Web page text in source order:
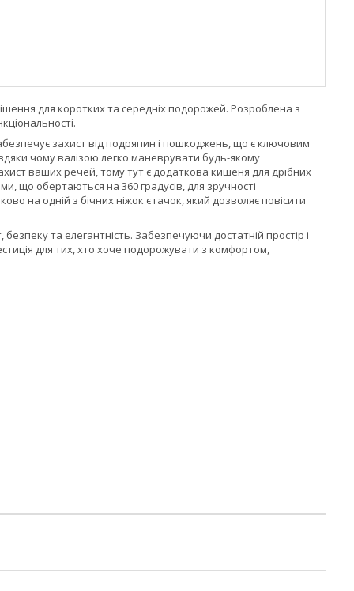
для коротких та середніх подорожей. Розроблена з
захист від подряпин і пошкоджень, що є ключовим
чому валізою легко маневрувати будь-якому
ваших речей, тому тут є додаткова кишеня для дрібних
що обертаються на 360 градусів, для зручності
на одній з бічних ніжок є гачок, який дозволяє повісити
та елегантність. Забезпечуючи достатній простір і
для тих, хто хоче подорожувати з комфортом,